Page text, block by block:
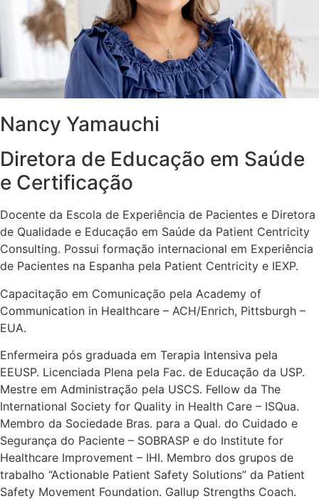
Nancy Yamauchi
Diretora de Educação em Saúde
e Certificação
Docente da Escola de Experiência de Pacientes e Diretora
de Qualidade e Educação em Saúde da Patient Centricity
Consulting. Possui formação internacional em Experiência
de Pacientes na Espanha pela Patient Centricity e IEXP.
Capacitação em Comunicação pela Academy of
Communication in Healthcare – ACH/Enrich, Pittsburgh –
EUA.
Enfermeira pós graduada em Terapia Intensiva pela
EEUSP. Licenciada Plena pela Fac. de Educação da USP.
Mestre em Administração pela USCS. Fellow da The
International Society for Quality in Health Care – ISQua.
Membro da Sociedade Bras. para a Qual. do Cuidado e
Segurança do Paciente – SOBRASP e do Institute for
Healthcare Improvement – IHI. Membro dos grupos de
trabalho “Actionable Patient Safety Solutions” da Patient
Safety Movement Foundation. Gallup Strengths Coach.